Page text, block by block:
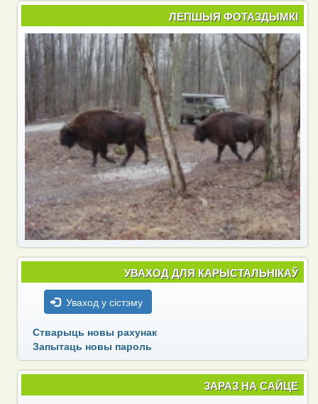
ЛЕПШЫЯ ФОТАЗДЫМКІ
УВАХОД ДЛЯ КАРЫСТАЛЬНІКАЎ
Уваход у сістэму
Стварыць новы рахунак
Запытаць новы пароль
ЗАРАЗ НА САЙЦЕ